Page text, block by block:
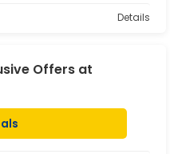
Details
Offers at